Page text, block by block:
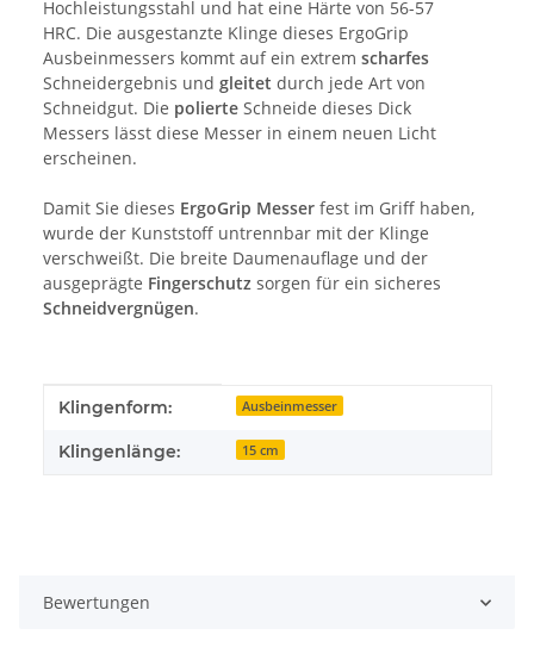
Hochleistungsstahl und hat eine Härte von 56-57
HRC. Die ausgestanzte Klinge dieses ErgoGrip
Ausbeinmessers kommt auf ein extrem scharfes
Schneidergebnis und gleitet durch jede Art von
Schneidgut. Die polierte Schneide dieses Dick
Messers lässt diese Messer in einem neuen Licht
erscheinen.
Damit Sie dieses ErgoGrip Messer fest im Griff haben,
wurde der Kunststoff untrennbar mit der Klinge
verschweißt. Die breite Daumenauflage und der
ausgeprägte Fingerschutz sorgen für ein sicheres
Schneidvergnügen.
Produkteigenschaft
Wert
Klingenform: Ausbeinmesser
Klingenlänge: 15 cm
Bewertungen